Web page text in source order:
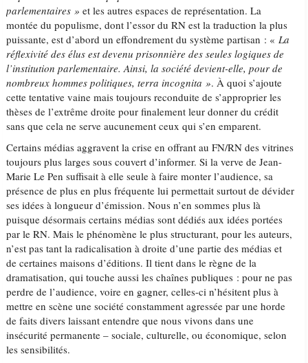
parlementaires » et les autres espaces de représentation. La
montée du populisme, dont l’essor du RN est la traduction la plus
puissante, est d’abord un effondrement du système partisan : «La
réflexivité des élus est devenu prisonnière des seules logiques de
l’institution parlementaire. Ainsi, la société devient-elle, pour de
nombreux hommes politiques, terra incognita ». À quoi s’ajoute
cette tentative vaine mais toujours reconduite de s’approprier les
thèses de l’extrême droite pour finalement leur donner du crédit
sans que cela ne serve aucunement ceux qui s’en emparent.
Certains médias aggravent la crise en offrant au FN/RN des vitrines
toujours plus larges sous couvert d’informer. Si la verve de Jean-
Marie Le Pen suffisait à elle seule à faire monter l’audience, sa
présence de plus en plus fréquente lui permettait surtout de dévider
ses idées à longueur d’émission. Nous n’en sommes plus là
puisque désormais certains médias sont dédiés aux idées portées
par le RN. Mais le phénomène le plus structurant, pour les auteurs,
n’est pas tant la radicalisation à droite d’une partie des médias et
de certaines maisons d’éditions. Il tient dans le règne de la
dramatisation, qui touche aussi les chaînes publiques : pour ne pas
perdre de l’audience, voire en gagner, celles-ci n’hésitent plus à
mettre en scène une société constamment agressée par une horde
de faits divers laissant entendre que nous vivons dans une
insécurité permanente – sociale, culturelle, ou économique, selon
les sensibilités.